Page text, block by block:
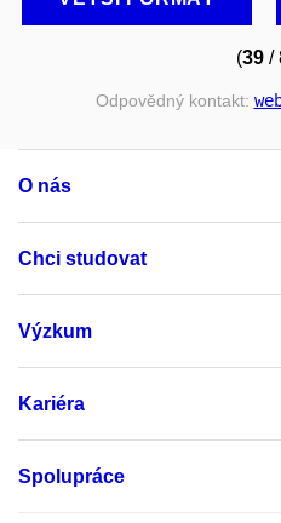
(39 /
Odpovědný kontakt:
O nás
Chci studovat
Výzkum
Kariéra
Spolupráce